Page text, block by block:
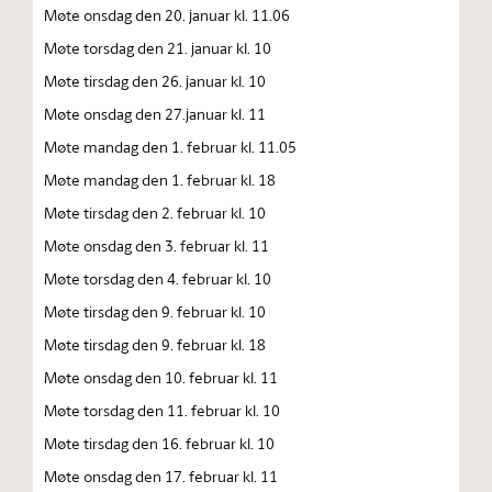
Møte onsdag den 20. januar kl. 11.06
Møte torsdag den 21. januar kl. 10
Møte tirsdag den 26. januar kl. 10
Møte onsdag den 27.januar kl. 11
Møte mandag den 1. februar kl. 11.05
Møte mandag den 1. februar kl. 18
Møte tirsdag den 2. februar kl. 10
Møte onsdag den 3. februar kl. 11
Møte torsdag den 4. februar kl. 10
Møte tirsdag den 9. februar kl. 10
Møte tirsdag den 9. februar kl. 18
Møte onsdag den 10. februar kl. 11
Møte torsdag den 11. februar kl. 10
Møte tirsdag den 16. februar kl. 10
Møte onsdag den 17. februar kl. 11